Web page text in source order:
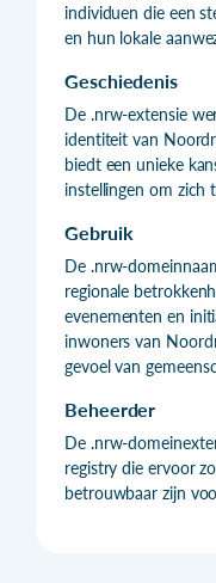
individuen die een
en hun lokale
Geschiedenis
De .nrw-extensie
identiteit van
biedt een unieke
instellingen om zich
Gebruik
De .nrw-
regionale
evenementen en
inwoners van
gevoel van
Beheerder
De .nrw-
registry die ervoor
betrouwbaar zijn